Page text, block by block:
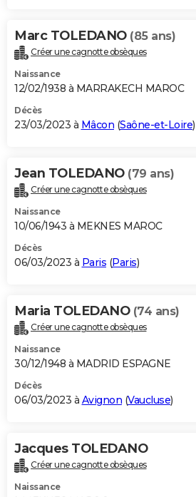
Marc TOLEDANO (85 ans)
Créer une cagnotte obsèques
Naissance
12/02/1938 à MARRAKECH MAROC
Décès
23/03/2023 à Mâcon (Saône-et-Loire)
Jean TOLEDANO (79 ans)
Créer une cagnotte obsèques
Naissance
10/06/1943 à MEKNES MAROC
Décès
06/03/2023 à Paris (Paris)
Maria TOLEDANO (74 ans)
Créer une cagnotte obsèques
Naissance
30/12/1948 à MADRID ESPAGNE
Décès
06/03/2023 à Avignon (Vaucluse)
Jacques TOLEDANO
Créer une cagnotte obsèques
Naissance